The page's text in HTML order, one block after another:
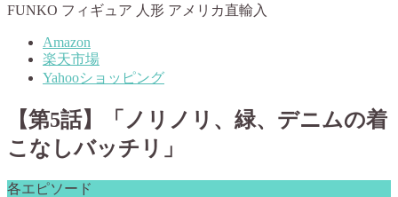
FUNKO フィギュア 人形 アメリカ直輸入
Amazon
楽天市場
Yahooショッピング
【第5話】「ノリノリ、緑、デニムの着
こなしバッチリ」
各エピソード